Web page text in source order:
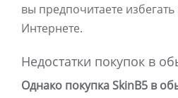
вы предпочитаете
Интернете.
Недостатки покупок в
Однако покупка SkinB5 в